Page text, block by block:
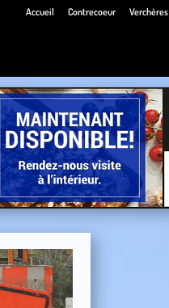
Accueil Contrecoeur Verchères